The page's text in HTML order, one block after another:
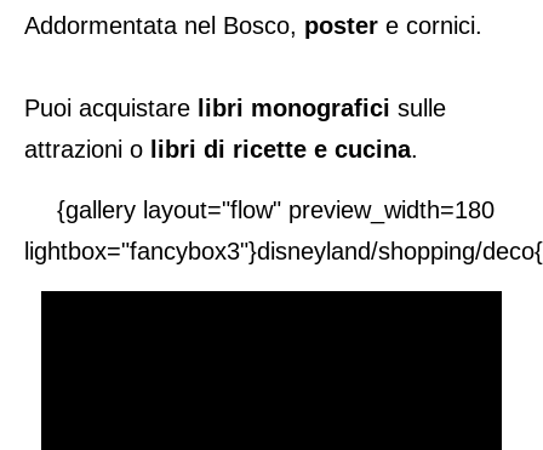
Addormentata nel Bosco, poster e cornici.
Puoi acquistare libri monografici sulle
attrazioni o libri di ricette e cucina.
{gallery layout="flow" preview_width=180
lightbox="fancybox3"}disneyland/shopping/